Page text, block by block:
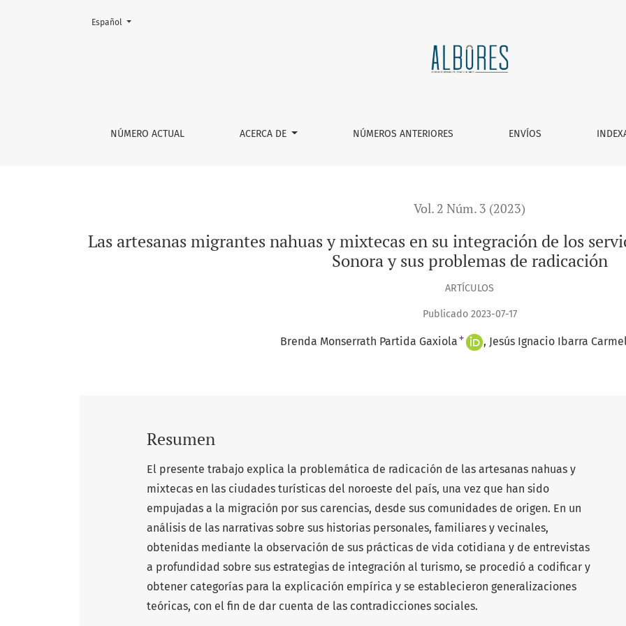
Las artesanas migrantes nahuas y mixtecas en su integración de los servicios al turismo en las playas de
NÚMERO ACTUAL ACERCA DE NÚMEROS ANTERIORES ENVÍOS
Cambiar el idioma. El actual es:
Español
Vol. 2 Núm. 3 (2023)
Las artesanas migrantes nahuas y mixtecas en su integración de los
Sonora y sus problemas de radicación
ARTÍCULOS
Publicado 2023-07-17
Brenda Monserrath Partida Gaxiola + Jesús Ignacio Ibarra
Resumen
El presente trabajo explica la problemática de radicación de las artesanas nahuas y
mixtecas en las ciudades turísticas del noroeste del país, una vez que han sido
empujadas a la migración por sus carencias, desde sus comunidades de origen. En un
análisis de las narrativas sobre sus historias personales, familiares y vecinales,
obtenidas mediante la observación de sus prácticas de vida cotidiana y de entrevistas
a profundidad sobre sus estrategias de integración al turismo, se procedió a codificar y
obtener categorías para la explicación empírica y se establecieron generalizaciones
teóricas, con el fin de dar cuenta de las contradicciones sociales.